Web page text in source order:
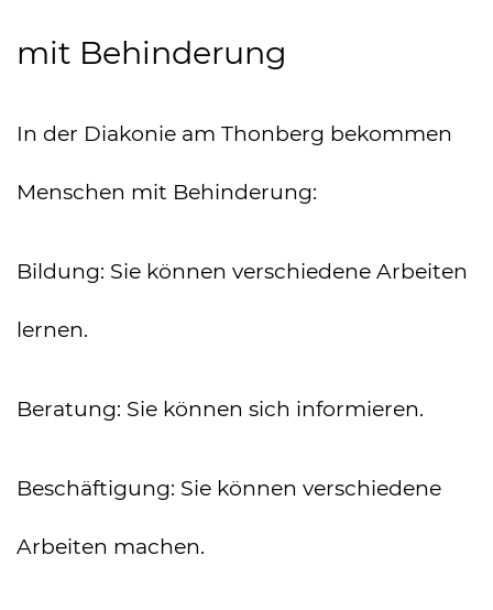
mit Behinderung
In der Diakonie am Thonberg bekommen
Menschen mit Behinderung:
Bildung: Sie können verschiedene Arbeiten
lernen.
Beratung: Sie können sich informieren.
Beschäftigung: Sie können verschiedene
Arbeiten machen.